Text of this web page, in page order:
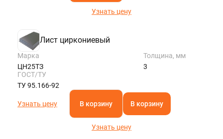
Узнать цену
Лист циркониевый
Марка
ЦН25ТЗ
Толщина, мм
3
ГОСТ/ТУ
ТУ 95.166-92
Узнать цену В корзину В корзину
Узнать цену